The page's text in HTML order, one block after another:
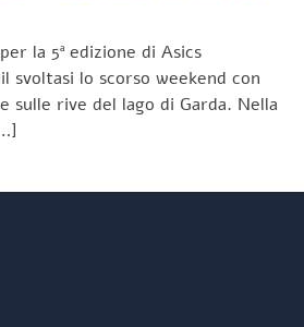
la 5ª edizione di Asics
svoltasi lo scorso weekend con
sulle rive del lago di Garda. Nella